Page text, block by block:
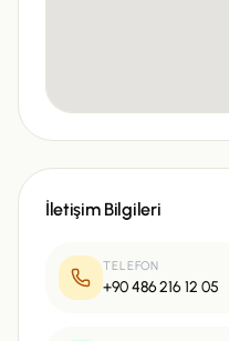
İletişim Bilgileri
TELEFON
+90 486 216 12 05